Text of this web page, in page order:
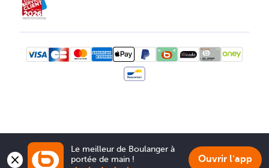
Le meilleur de Boulanger à
portée de main !
Ouvrir l'app